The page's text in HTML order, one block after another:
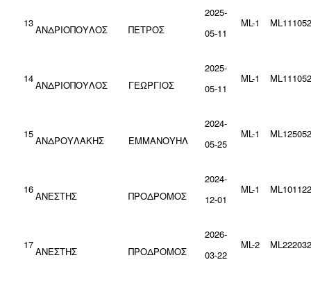
13
ΑΝΔΡΙΟΠΟΥΛΟΣ ΠΕΤΡΟΣ
2025-
05-11
ML-1
14
ΑΝΔΡΙΟΠΟΥΛΟΣ ΓΕΩΡΓΙΟΣ
2025-
05-11
ML-1
15
ΑΝΔΡΟΥΛΑΚΗΣ ΕΜΜΑΝΟΥΗΛ
2024-
05-25
ML-1
16
ΑΝΕΣΤΗΣ ΠΡΟΔΡΟΜΟΣ
2024-
12-01
ML-1
17
ΑΝΕΣΤΗΣ ΠΡΟΔΡΟΜΟΣ
2026-
03-22
ML-2